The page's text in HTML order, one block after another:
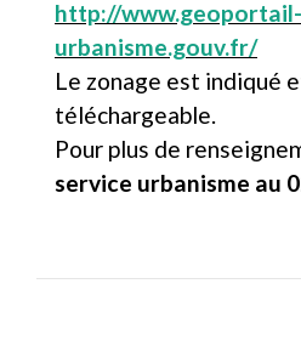
http://www.geoportail-
urbanisme.gouv.fr/
Le zonage est indiqué
téléchargeable.
Pour plus de
service urbanisme au